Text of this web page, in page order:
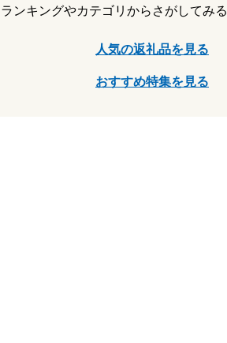
ランキングやカテゴリからさがしてみる
人気の返礼品を見る
おすすめ特集を見る